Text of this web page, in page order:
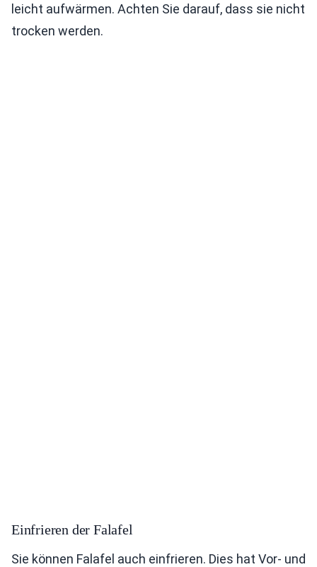
leicht aufwärmen. Achten Sie darauf, dass sie nicht
trocken werden.
Einfrieren der Falafel
Sie können Falafel auch einfrieren. Dies hat Vor- und